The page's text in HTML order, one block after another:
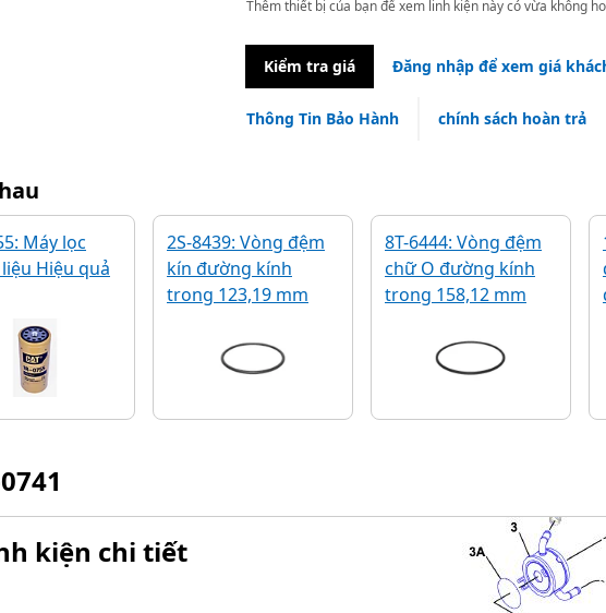
Thêm thiết bị của bạn để xem linh kiện này có vừa không
Kiểm tra giá Đăng nhập để xem giá
Thông Tin Bảo Hành chính sách hoàn trả
Máy lọc
Hiệu quả
2S-8439: Vòng đệm
kín đường kính
trong 123,19 mm
8T-6444: Vòng đệm
chữ O đường kính
trong 158,12 mm
kiện chi tiết